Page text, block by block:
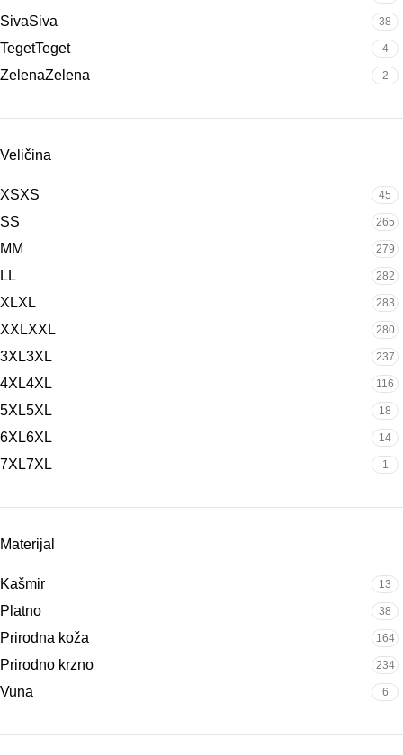
SivaSiva 38
TegetTeget 4
ZelenaZelena 2
Veličina
XSXS 45
SS 265
M M 279
L L 282
XLXL 283
XXLXXL 280
3XL3XL 237
4XL4XL 116
5XL5XL 18
6XL6XL 14
7XL7XL 1
Materijal
Kašmir 13
Platno 38
Prirodna koža 164
Prirodno krzno 234
Vuna 6